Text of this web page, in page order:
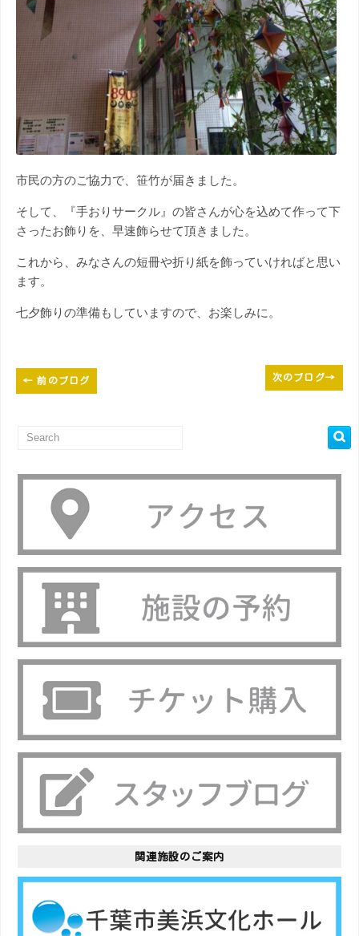
市民の方のご協力で、笹竹が届きました。
そして、『手おりサークル』の皆さんが心を込めて作って下
さったお飾りを、早速飾らせて頂きました。
これから、みなさんの短冊や折り紙を飾っていければと思い
ます。
七夕飾りの準備もしていますので、お楽しみに。
← 前のブログ 次のブログ→
関連施設のご案内